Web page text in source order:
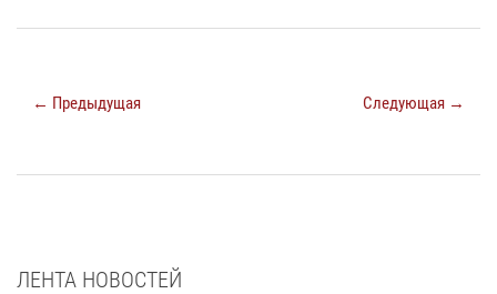
← Предыдущая Следующая →
ЛЕНТА НОВОСТЕЙ